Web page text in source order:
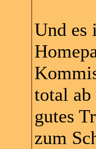
Und es
total
gutes
zum